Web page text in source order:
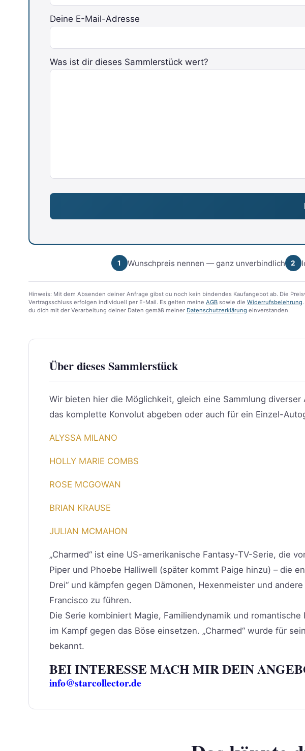
Deine E-Mail-Adresse
Bitte lasse dieses Feld leer.
Was ist dir dieses Sammlerstück wert?
1 Wunschpreis nennen — ganz unverbindlich 2
Hinweis: Mit dem Absenden deiner Anfrage gibst du noch kein bindendes Kaufangebot ab. Die
Vertragsschluss erfolgen individuell per E-Mail. Es gelten meine AGB sowie die Widerrufsbelehrung
du dich mit der Verarbeitung deiner Daten gemäß meiner Datenschutzerklärung einverstanden.
Über dieses Sammlerstück
Wir bieten hier die Möglichkeit, gleich eine Sammlung diverser
das komplette Konvolut abgeben oder auch für ein Einzel-
ALYSSA MILANO
HOLLY MARIE COMBS
ROSE MCGOWAN
BRIAN KRAUSE
JULIAN MCMAHON
„Charmed“ ist eine US-amerikanische Fantasy-TV-Serie, die
Piper und Phoebe Halliwell (später kommt Paige hinzu) – die
Drei“ und kämpfen gegen Dämonen, Hexenmeister und
Francisco zu führen.
Die Serie kombiniert Magie, Familiendynamik und
im Kampf gegen das Böse einsetzen. „Charmed“ wurde für
bekannt.
BEI INTERESSE MACH MIR DEIN
info@starcollector.de